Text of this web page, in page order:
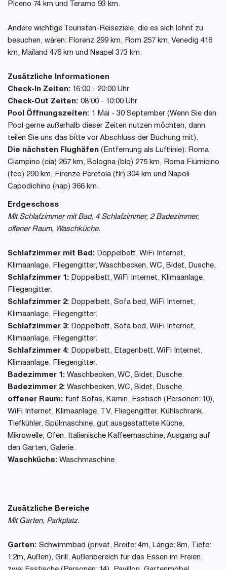
Piceno 74 km und Teramo 93 km.
Andere wichtige Touristen-Reiseziele, die es sich lohnt zu
besuchen, wären: Florenz 299 km, Rom 257 km, Venedig 416
km, Mailand 476 km und Neapel 373 km.
Zusätzliche Informationen
Check-In Zeiten: 16:00 - 20:00 Uhr
Check-Out Zeiten: 08:00 - 10:00 Uhr
Pool Öffnungszeiten: 1 Mai - 30 September (Wenn Sie den
Pool gerne außerhalb dieser Zeiten nutzen möchten, dann
teilen Sie uns das bitte vor Abschluss der Buchung mit).
Die nächsten Flughäfen (Entfernung als Luftlinie): Roma
Ciampino (cia) 267 km, Bologna (blq) 275 km, Roma Fiumicino
(fco) 290 km, Firenze Peretola (flr) 304 km und Napoli
Capodichino (nap) 366 km.
Erdgeschoss
Mit Schlafzimmer mit Bad, 4 Schlafzimmer, 2 Badezimmer,
offener Raum, Waschküche.
Schlafzimmer mit Bad: Doppelbett, WiFi Internet,
Klimaanlage, Fliegengitter, Waschbecken, WC, Bidet, Dusche.
Schlafzimmer 1: Doppelbett, WiFi Internet, Klimaanlage,
Fliegengitter.
Schlafzimmer 2: Doppelbett, Sofa bed, WiFi Internet,
Klimaanlage, Fliegengitter.
Schlafzimmer 3: Doppelbett, Sofa bed, WiFi Internet,
Klimaanlage, Fliegengitter.
Schlafzimmer 4: Doppelbett, Etagenbett, WiFi Internet,
Klimaanlage, Fliegengitter.
Badezimmer 1: Waschbecken, WC, Bidet, Dusche.
Badezimmer 2: Waschbecken, WC, Bidet, Dusche.
offener Raum: fünf Sofas, Kamin, Esstisch (Personen: 10),
WiFi Internet, Klimaanlage, TV, Fliegengitter, Kühlschrank,
Tiefkühler, Spülmaschine, gut ausgestattete Küche,
Mikrowelle, Ofen, Italienische Kaffeemaschine, Ausgang auf
den Garten, Galerie.
Waschküche: Waschmaschine.
Zusätzliche Bereiche
Mit Garten, Parkplatz.
Garten: Schwimmbad (privat, Breite: 4m, Länge: 8m, Tiefe:
1.2m, Außen), Grill, Außenbereich für das Essen im Freien,